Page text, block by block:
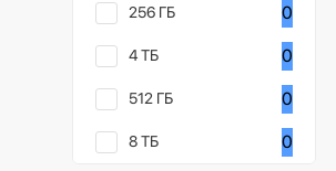
256 ГБ 0
4 ТБ 0
512 ГБ 0
8 ТБ 0